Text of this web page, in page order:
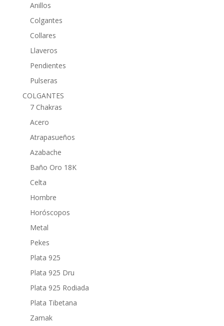
Anillos
Colgantes
Collares
Llaveros
Pendientes
Pulseras
COLGANTES
7 Chakras
Acero
Atrapasueños
Azabache
Baño Oro 18K
Celta
Hombre
Horóscopos
Metal
Pekes
Plata 925
Plata 925 Dru
Plata 925 Rodiada
Plata Tibetana
Zamak